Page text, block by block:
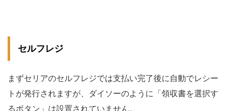
セルフレジ
まずセリアのセルフレジでは支払い完了後に自動でレシー
トが発行されますが、ダイソーのように「領収書を選択す
るボタン」は設置されていません。